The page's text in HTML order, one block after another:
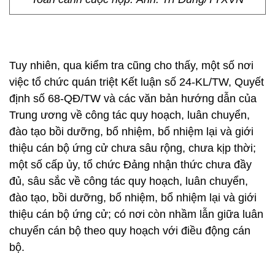
Tuy nhiên, qua kiểm tra cũng cho thấy, một số nơi
việc tổ chức quán triệt Kết luận số 24-KL/TW, Quyết
định số 68-QĐ/TW và các văn bản hướng dẫn của
Trung ương về công tác quy hoạch, luân chuyển,
đào tạo bồi dưỡng, bổ nhiệm, bổ nhiệm lại và giới
thiệu cán bộ ứng cử chưa sâu rộng, chưa kịp thời;
một số cấp ủy, tổ chức Đảng nhận thức chưa đầy
đủ, sâu sắc về công tác quy hoạch, luân chuyển,
đào tạo, bồi dưỡng, bổ nhiệm, bổ nhiệm lại và giới
thiệu cán bộ ứng cử; có nơi còn nhầm lẫn giữa luân
chuyển cán bộ theo quy hoạch với điều động cán
bộ.